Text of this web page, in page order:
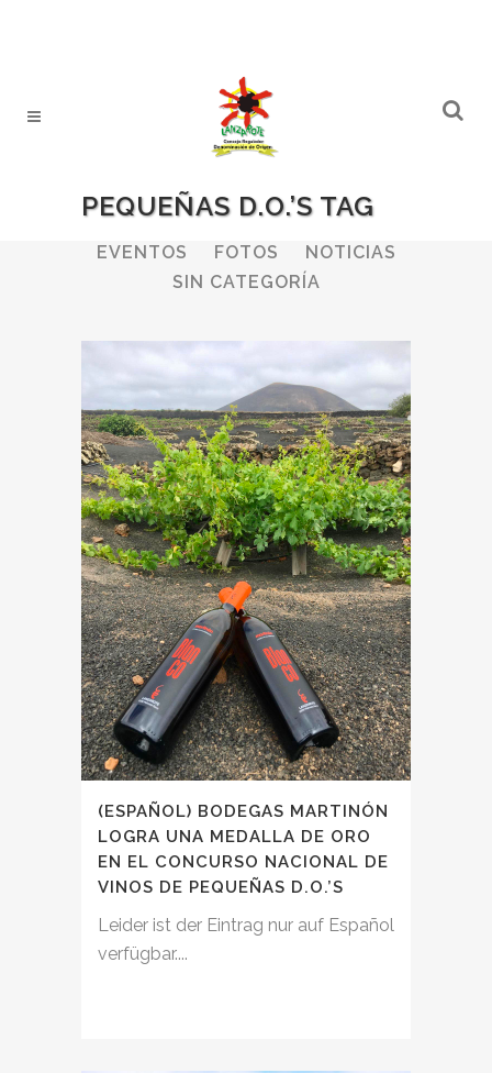
PEQUEÑAS D.O.’S TAG
ALL BODEGAS
BOLETINES
EVENTOS
FOTOS
NOTICIAS
SIN CATEGORÍA
(ESPAÑOL) BODEGAS MARTINÓN
LOGRA UNA MEDALLA DE ORO
EN EL CONCURSO NACIONAL DE
VINOS DE PEQUEÑAS D.O.’S
Leider ist der Eintrag nur auf Español
verfügbar....